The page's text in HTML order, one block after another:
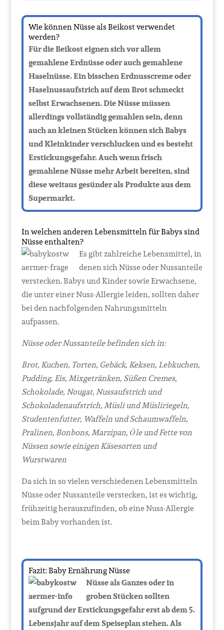
Wie können Nüsse als Beikost verwendet
werden?
Für die Beikost eignen sich vor allem
gemahlene Erdnüsse oder auch gemahlene
Haselnüsse. Ein bisschen Erdnusscreme oder
Haselnussaufstrich auf dem Brot schmeckt
selbst Erwachsenen. Die Nüsse müssen
allerdings vollständig gemahlen sein, denn
auch an kleinen Stücken können sich Babys
und Kleinkinder verschlucken und es besteht
Erstickungsgefahr. Auch wenn frisch
gemahlene Nüsse mehr Arbeit bereiten, sind
diese weitaus gesünder als Produkte aus dem
Supermarkt.
In welchen anderen Lebensmitteln für Babys sind
Nüsse enthalten?
Es gibt zahlreiche Lebensmittel, in
denen sich Nüsse oder Nussanteile
verstecken. Babys und Kinder sowie Erwachsene,
die unter einer Nuss-Allergie leiden, sollten daher
bei den nachfolgenden Nahrungsmitteln
aufpassen.
Nüsse oder Nussanteile befinden sich in:
Brot, Kuchen, Torten, Gebäck, Keksen, Lebkuchen,
Pudding, Eis, Mixgetränken, Süßen Cremes,
Schokolade, Nougat, Nussaufstrich und
Schokoladenaufstrich, Müsli und Müsliriegeln,
Studentenfutter, Waffeln und Schaumwaffeln,
Pralinen, Bonbons, Marzipan, Öle und Fette von
Nüssen sowie einigen Käsesorten und
Wurstwaren
Da sich in so vielen verschiedenen Lebensmitteln
Nüsse oder Nussanteile verstecken, ist es wichtig,
frühzeitig herauszufinden, ob eine Nuss-Allergie
beim Baby vorhanden ist.
Fazit: Baby Ernährung Nüsse
Nüsse als Ganzes oder in
groben Stücken sollten
aufgrund der Erstickungsgefahr erst ab dem 5.
Lebensjahr auf dem Speiseplan stehen. Als